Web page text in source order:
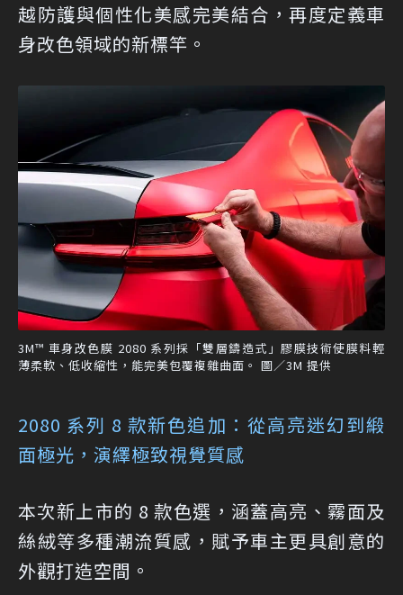
越防護與個性化美感完美結合，再度定義車
身改色領域的新標竿。
3M™ 車身改色膜 2080 系列採「雙層鑄造式」膠膜技術使膜料輕
薄柔軟、低收縮性，能完美包覆複雜曲面。 圖／3M 提供
2080 系列 8 款新色追加：從高亮迷幻到緞
面極光，演繹極致視覺質感
本次新上市的 8 款色選，涵蓋高亮、霧面及
絲絨等多種潮流質感，賦予車主更具創意的
外觀打造空間。